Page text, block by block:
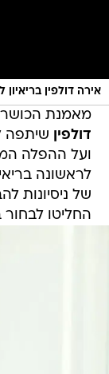
אירה דולפין בריאיון
מאמנת הכושר
דולפין שיתפה
ועל ההפלה
לראשונה
של ניסיונות
החליטו